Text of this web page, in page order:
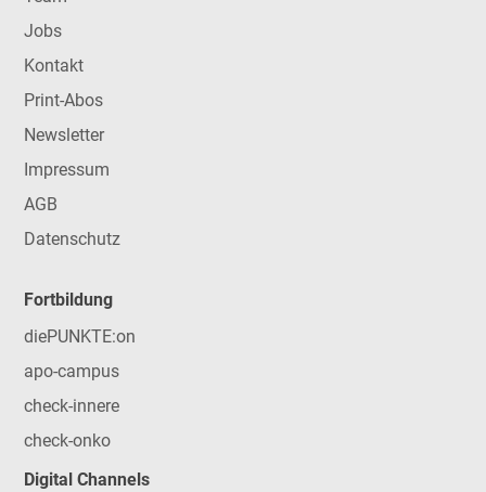
Jobs
Kontakt
Print-Abos
Newsletter
Impressum
AGB
Datenschutz
Fortbildung
diePUNKTE:on
apo-campus
check-innere
check-onko
Digital Channels